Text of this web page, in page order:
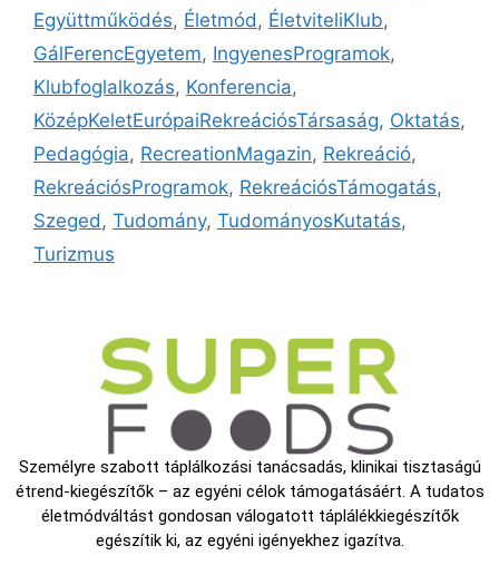
Együttműködés, Életmód , ÉletviteliKlub,
GálFerencEgyetem, IngyenesProgramok,
Klubfoglalkozás, Konferencia,
KözépKeletEurópaiRekreációsTársaság, Oktatás,
Pedagógia, RecreationMagazin, Rekreáció,
RekreációsProgramok, RekreációsTámogatás,
Szeged , Tudomány, TudományosKutatás,
Turizmus
Személyre szabott táplálkozási tanácsadás, klinikai tisztaságú
étrend-kiegészítők – az egyéni célok támogatásáért. A tudatos
életmódváltást gondosan válogatott táplálékkiegészítők
egészítik ki, az egyéni igényekhez igazítva.